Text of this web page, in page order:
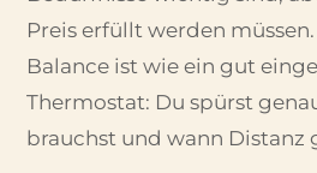
Preis erfüllt werden
Balance ist wie ein gut
Thermostat: Du spürst
brauchst und wann Distanz